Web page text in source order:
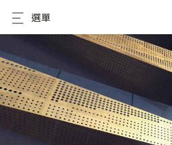
選單